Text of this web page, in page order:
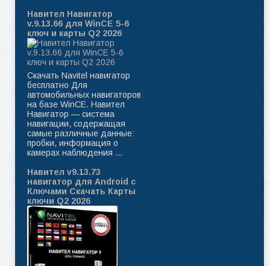
Навител Навигатор
v.9.13.66 для WinCE 5-6
ключ и карты Q2 2026
Скачать Navitel навигатор
бесплатно Для
автомобильных навигаторов
на базе WinCE. Навител
Навигатор — система
навигации, содержащая
самые различные данные:
пробки, информация о
камерах наблюдения ...
Навител v9.13.73
навигатор для Android с
Ключами Скачать Карты
ключи Q2 2026